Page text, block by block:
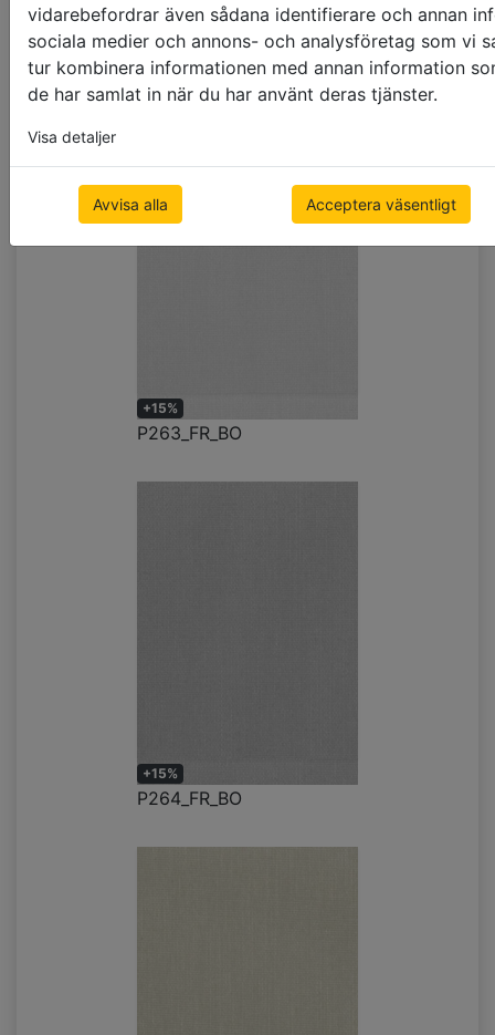
vidarebefordrar även sådana identifierare och annan
sociala medier och annons- och analysföretag som vi
tur kombinera informationen med annan information
de har samlat in när du har använt deras tjänster.
Visa detaljer
Avvisa alla Acceptera väsentligt
H503_DO
+15%
P263_FR_BO
+15%
P264_FR_BO